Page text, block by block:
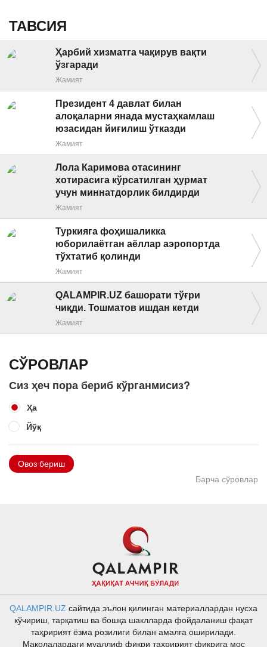
ТАВСИЯ
Ҳарбий хизматга чақирув вақти
ўзгаради
Жамият
Президент 4 давлат билан
алоқаларни янада мустаҳкамлаш
юзасидан йиғилиш ўтказди
Жамият
Лола Каримова отасининг
хотирасига кўрсатилган ҳурмат
учун миннатдорлик билдирди
Жамият
Туркияга фоҳишаликка
юборилаётган аёллар аэропортда
тўхтатиб қолинди
Жамият
QALAMPIR.UZ башорати тўғри
чиқди. Тошматов ишдан кетди
Жамият
СЎРОВЛАР
Сиз ҳеч пора бериб кўрганмисиз?
Ҳа
Йўқ
Овоз бериш
Барча сўровлар
QALAMPIR.UZ сайтида эълон қилинган материаллардан нусха
кўчириш, тарқатиш ва бошқа шаклларда фойдаланиш фақат
таҳририят ёзма розилиги билан амалга оширилади.
Мақолалардаги муаллиф фикри таҳририят фикрига мос